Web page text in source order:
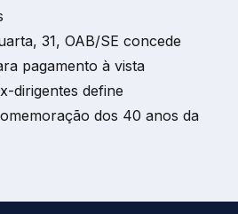
31, OAB/SE concede
pagamento à vista
dirigentes define
dos 40 anos da